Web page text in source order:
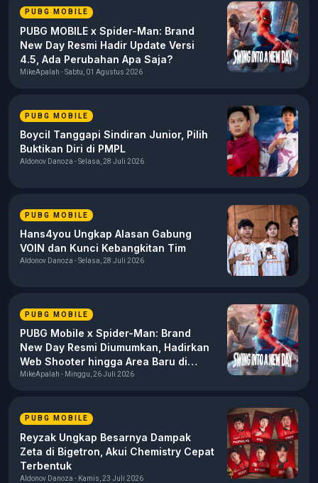
gaming, teknologi, media digital, hingga dinamika komunitas
gamers di Indonesia.
PUBG MOBILE
PUBG MOBILE x Spider-Man: Brand
New Day Resmi Hadir Update Versi
4.5, Ada Perubahan Apa Saja?
MikeApalah - Sabtu, 01 Agustus 2026
PUBG MOBILE
Boycil Tanggapi Sindiran Junior, Pilih
Buktikan Diri di PMPL
Aldonov Danoza - Selasa, 28 Juli 2026
PUBG MOBILE
Hans4you Ungkap Alasan Gabung
VOIN dan Kunci Kebangkitan Tim
Aldonov Danoza - Selasa, 28 Juli 2026
PUBG MOBILE
PUBG Mobile x Spider-Man: Brand
New Day Resmi Diumumkan, Hadirkan
Web Shooter hingga Area Baru di
Erangel
MikeApalah - Minggu, 26 Juli 2026
PUBG MOBILE
Reyzak Ungkap Besarnya Dampak
Zeta di Bigetron, Akui Chemistry Cepat
Terbentuk
Aldonov Danoza - Kamis, 23 Juli 2026